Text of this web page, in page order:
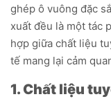
ghép ô vuông đặc
xuất đều là một tác
hợp giữa chất liệu
tế mang lại cảm
1. Chất liệu